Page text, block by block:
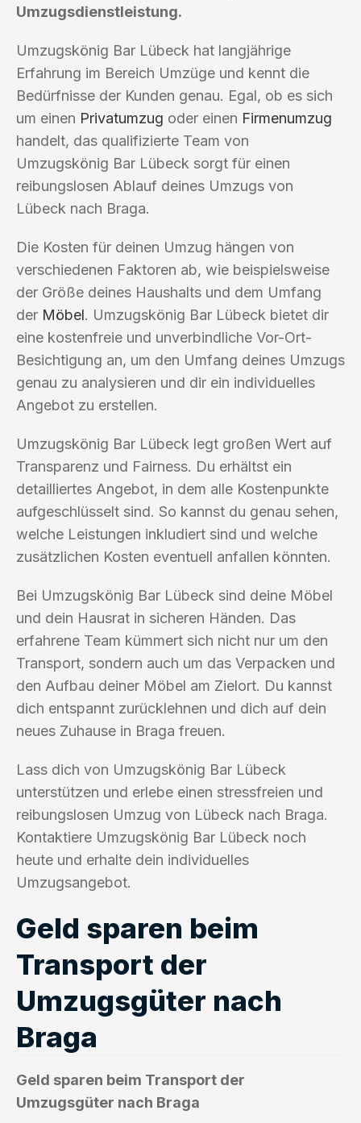
Umzugsdienstleistung.
Umzugskönig Bar Lübeck hat langjährige
Erfahrung im Bereich Umzüge und kennt die
Bedürfnisse der Kunden genau. Egal, ob es sich
um einen Privatumzug oder einen Firmenumzug
handelt, das qualifizierte Team von
Umzugskönig Bar Lübeck sorgt für einen
reibungslosen Ablauf deines Umzugs von
Lübeck nach Braga.
Die Kosten für deinen Umzug hängen von
verschiedenen Faktoren ab, wie beispielsweise
der Größe deines Haushalts und dem Umfang
der Möbel. Umzugskönig Bar Lübeck bietet dir
eine kostenfreie und unverbindliche Vor-Ort-
Besichtigung an, um den Umfang deines Umzugs
genau zu analysieren und dir ein individuelles
Angebot zu erstellen.
Umzugskönig Bar Lübeck legt großen Wert auf
Transparenz und Fairness. Du erhältst ein
detailliertes Angebot, in dem alle Kostenpunkte
aufgeschlüsselt sind. So kannst du genau sehen,
welche Leistungen inkludiert sind und welche
zusätzlichen Kosten eventuell anfallen könnten.
Bei Umzugskönig Bar Lübeck sind deine Möbel
und dein Hausrat in sicheren Händen. Das
erfahrene Team kümmert sich nicht nur um den
Transport, sondern auch um das Verpacken und
den Aufbau deiner Möbel am Zielort. Du kannst
dich entspannt zurücklehnen und dich auf dein
neues Zuhause in Braga freuen.
Lass dich von Umzugskönig Bar Lübeck
unterstützen und erlebe einen stressfreien und
reibungslosen Umzug von Lübeck nach Braga.
Kontaktiere Umzugskönig Bar Lübeck noch
heute und erhalte dein individuelles
Umzugsangebot.
Geld sparen beim
Transport der
Umzugsgüter nach
Braga
Geld sparen beim Transport der
Umzugsgüter nach Braga